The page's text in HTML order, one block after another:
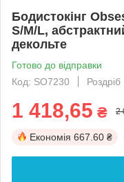
Бодистокінг
S/M/L,
декольте
Готово до відправки
Код: SO7230
Роздріб
1 418,65 ₴ 2
Економія 667.60 ₴